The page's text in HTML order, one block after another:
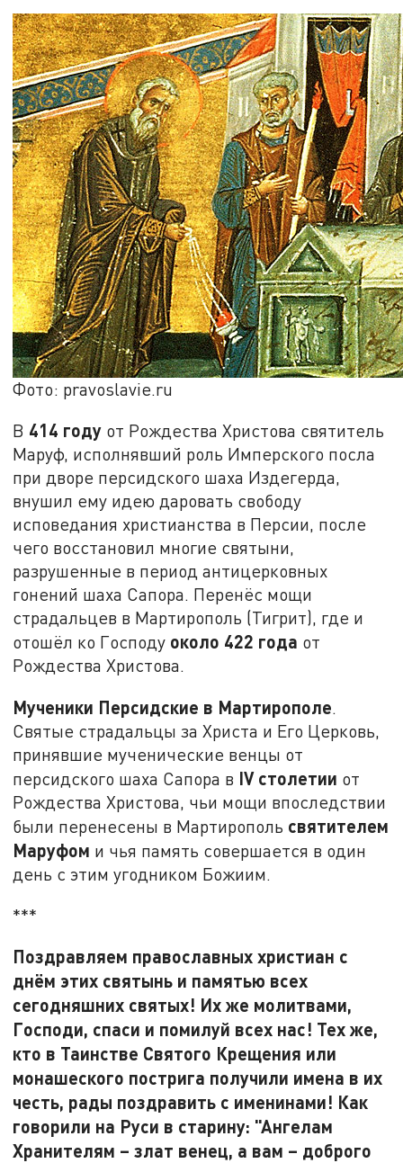
Фото: pravoslavie.ru
В 414 году от Рождества Христова святитель
Маруф, исполнявший роль Имперского посла
при дворе персидского шаха Издегерда,
внушил ему идею даровать свободу
исповедания христианства в Персии, после
чего восстановил многие святыни,
разрушенные в период антицерковных
гонений шаха Сапора. Перенёс мощи
страдальцев в Мартирополь (Тигрит), где и
отошёл ко Господу около 422 года от
Рождества Христова.
Мученики Персидские в Мартирополе.
Святые страдальцы за Христа и Его Церковь,
принявшие мученические венцы от
персидского шаха Сапора в IV столетии от
Рождества Христова, чьи мощи впоследствии
были перенесены в Мартирополь святителем
Маруфом и чья память совершается в один
день с этим угодником Божиим.
***
Поздравляем православных христиан с
днём этих святынь и памятью всех
сегодняшних святых! Их же молитвами,
Господи, спаси и помилуй всех нас! Тех же,
кто в Таинстве Святого Крещения или
монашеского пострига получили имена в их
честь, рады поздравить с именинами! Как
говорили на Руси в старину: "Ангелам
Хранителям – злат венец, а вам – доброго